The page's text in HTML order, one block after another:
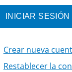
Crear nueva
Restablecer la